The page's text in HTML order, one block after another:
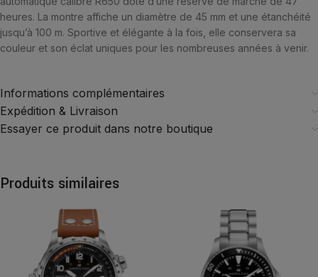
heures. La montre affiche un diamètre de 45 mm et une étanchéité
jusqu’à 100 m. Sportive et élégante à la fois, elle conservera sa
couleur et son éclat uniques pour les nombreuses années à venir.
Informations complémentaires
Expédition & Livraison
Essayer ce produit dans notre boutique
Produits similaires